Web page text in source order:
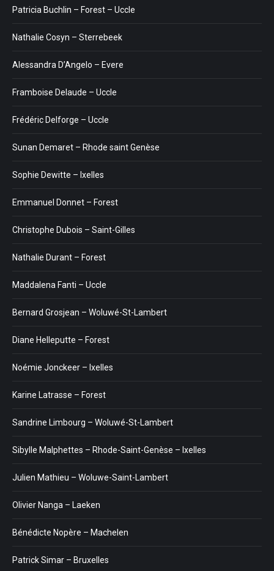
Patricia Buchlin – Forest – Uccle
Nathalie Cosyn – Sterrebeek
Alessandra D’Angelo – Evere
Framboise Delaude – Uccle
Frédéric Delforge – Uccle
Sunan Demaret – Rhode saint Genèse
Sophie Dewitte – Ixelles
Emmanuel Donnet – Forest
Christophe Dubois – Saint-Gilles
Nathalie Durant – Forest
Maddalena Fanti – Uccle
Bernard Grosjean – Woluwé-St-Lambert
Diane Helleputte – Forest
Noémie Jonckeer – Ixelles
Karine Latrasse – Forest
Sandrine Limbourg – Woluwé-St-Lambert
Sibylle Malphettes – Rhode-Saint-Genèse – Ixelles
Julien Mathieu – Woluwe-Saint-Lambert
Olivier Nanga – Laeken
Bénédicte Nopère – Machelen
Patrick Simar – Bruxelles